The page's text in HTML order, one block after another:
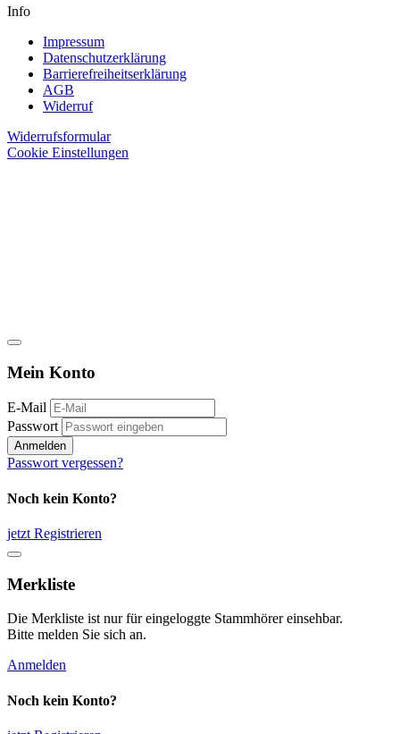
Info
Impressum
Datenschutzerklärung
Barrierefreiheitserklärung
AGB
Widerruf
Widerrufsformular
Cookie Einstellungen
Mein Konto
E-Mail
Passwort
Anmelden
Passwort vergessen?
Noch kein Konto?
jetzt Registrieren
Merkliste
Die Merkliste ist nur für eingeloggte Stammhörer einsehbar.
Bitte melden Sie sich an.
Anmelden
Noch kein Konto?